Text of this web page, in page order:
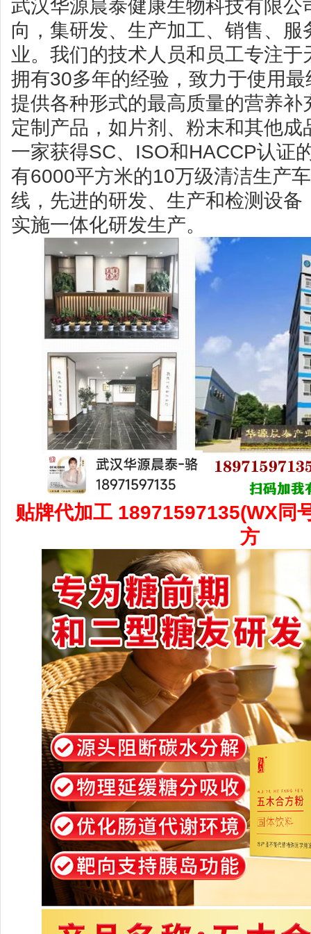
武汉华源晨泰健康生物科技有限公
向，集研发、生产加工、销售、服
业。我们的技术人员和员工专注
拥有30多年的经验，致力于使用
提供各种形式的最高质量的营养补
定制产品，如片剂、粉末和其他
一家获得SC、ISO和HACCP认证
有6000平方米的10万级清洁生产
线，先进的研发、生产和检测设备
实施一体化研发生产。
贴牌代加工 18971597135(WX同
方